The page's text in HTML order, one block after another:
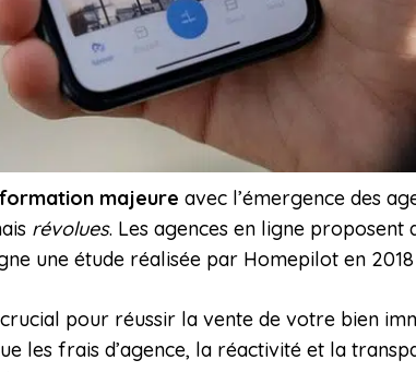
majeure avec l’émergence des
révolues. Les agences en ligne
une étude réalisée par Homepilot en
pour réussir la vente de votre bien
les frais d’agence, la réactivité et la